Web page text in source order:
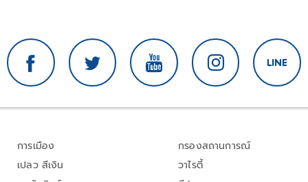
การเมือง
เปลว สีเงิน
กรองสถานการณ์
วาไรตี้